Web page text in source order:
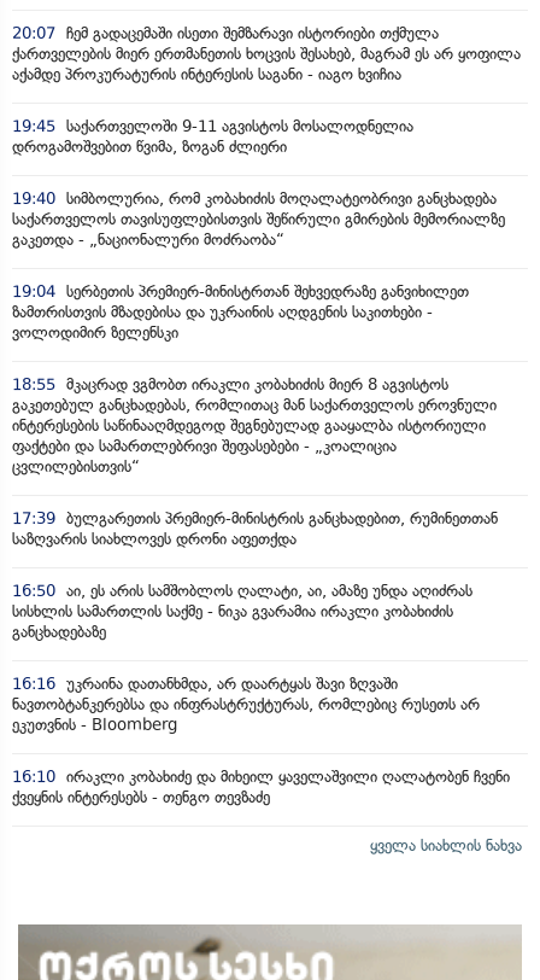
20:07 ჩემ გადაცემაში ისეთი შემზარავი ისტორიები თქმულა
ქართველების მიერ ერთმანეთის ხოცვის შესახებ, მაგრამ ეს არ ყოფილა
აქამდე პროკურატურის ინტერესის საგანი - იაგო ხვიჩია
19:45 საქართველოში 9-11 აგვისტოს მოსალოდნელია
დროგამოშვებით წვიმა, ზოგან ძლიერი
19:40 სიმბოლურია, რომ კობახიძის მოღალატეობრივი განცხადება
საქართველოს თავისუფლებისთვის შეწირული გმირების მემორიალზე
გაკეთდა - „ნაციონალური მოძრაობა“
19:04 სერბეთის პრემიერ-მინისტრთან შეხვედრაზე განვიხილეთ
ზამთრისთვის მზადებისა და უკრაინის აღდგენის საკითხები -
ვოლოდიმირ ზელენსკი
18:55 მკაცრად ვგმობთ ირაკლი კობახიძის მიერ 8 აგვისტოს
გაკეთებულ განცხადებას, რომლითაც მან საქართველოს ეროვნული
ინტერესების საწინააღმდეგოდ შეგნებულად გააყალბა ისტორიული
ფაქტები და სამართლებრივი შეფასებები - „კოალიცია
ცვლილებისთვის“
17:39 ბულგარეთის პრემიერ-მინისტრის განცხადებით, რუმინეთთან
საზღვარის სიახლოვეს დრონი აფეთქდა
16:50 აი, ეს არის სამშობლოს ღალატი, აი, ამაზე უნდა აღიძრას
სისხლის სამართლის საქმე - ნიკა გვარამია ირაკლი კობახიძის
განცხადებაზე
16:16 უკრაინა დათანხმდა, არ დაარტყას შავი ზღვაში
ნავთობტანკერებსა და ინფრასტრუქტურას, რომლებიც რუსეთს არ
ეკუთვნის - Bloomberg
16:10 ირაკლი კობახიძე და მიხეილ ყაველაშვილი ღალატობენ ჩვენი
ქვეყნის ინტერესებს - თენგო თევზაძე
ყველა სიახლის ნახვა